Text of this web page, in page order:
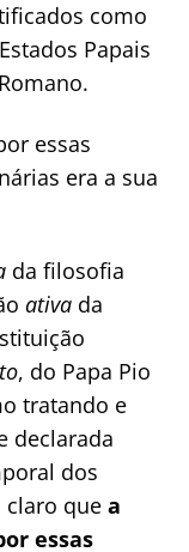
como
Papais
essas
era a sua
da filosofia
ativa da
, do Papa Pio
tratando e
declarada
dos
claro que a
essas